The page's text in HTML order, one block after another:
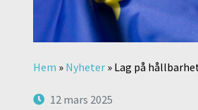
Hem » Nyheter » Lag på
12 mars 2025